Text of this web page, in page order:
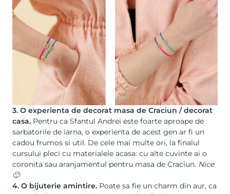
3. O experienta de decorat masa de Craciun / decorat
casa. Pentru ca Sfantul Andrei este foarte aproape de
sarbatorile de iarna, o experienta de acest gen ar fi un
cadou frumos si util. De cele mai multe ori, la finalul
cursului pleci cu materialele acasa: cu alte cuvinte ai o
coronita sau aranjamentul pentru masa de Craciun. Nice
🙂
4. O bijuterie amintire. Poate sa fie un charm din aur, ca